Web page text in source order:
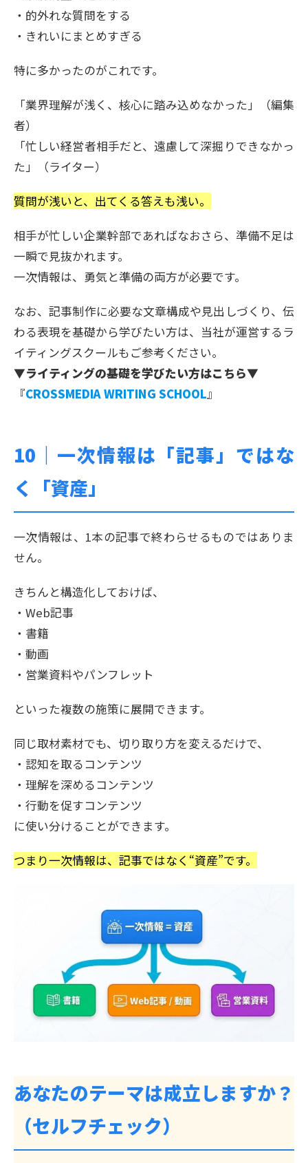
・的外れな質問をする
・きれいにまとめすぎる
特に多かったのがこれです。
「業界理解が浅く、核心に踏み込めなかった」（編集
者）
「忙しい経営者相手だと、遠慮して深掘りできなかっ
た」（ライター）
質問が浅いと、出てくる答えも浅い。
相手が忙しい企業幹部であればなおさら、準備不足は
一瞬で見抜かれます。
一次情報は、勇気と準備の両方が必要です。
なお、記事制作に必要な文章構成や見出しづくり、伝
わる表現を基礎から学びたい方は、当社が運営するラ
イティングスクールもご参考ください。
▼ライティングの基礎を学びたい方はこちら▼
『CROSSMEDIA WRITING SCHOOL』
10｜ 一次情報は「記事」ではな
く「資産」
一次情報は、1本の記事で終わらせるものではありま
せん。
きちんと構造化しておけば、
・Web記事
・書籍
・動画
・営業資料やパンフレット
といった複数の施策に展開できます。
同じ取材素材でも、切り取り方を変えるだけで、
・認知を取るコンテンツ
・理解を深めるコンテンツ
・行動を促すコンテンツ
に使い分けることができます。
つまり一次情報は、記事ではなく“資産”です。
あなたのテーマは成立しますか？
（セルフチェック）